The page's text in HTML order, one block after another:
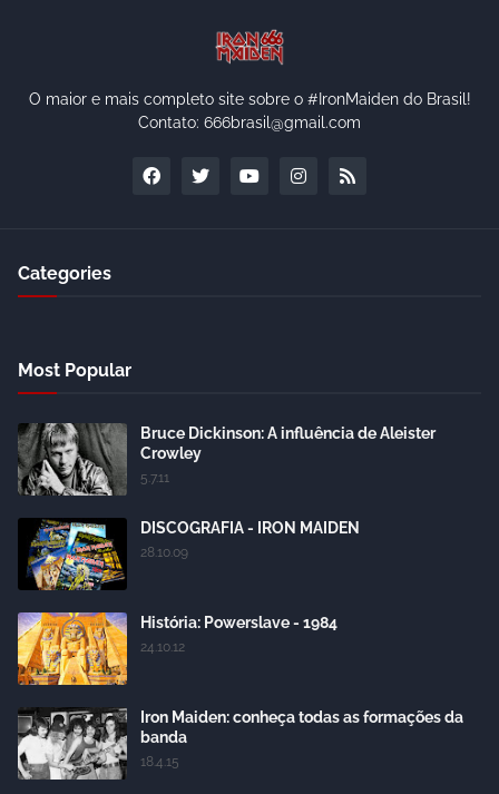
O maior e mais completo site sobre o #IronMaiden do Brasil!
Contato: 666brasil@gmail.com
Categories
Most Popular
Bruce Dickinson: A influência de Aleister
Crowley
5.7.11
DISCOGRAFIA - IRON MAIDEN
28.10.09
História: Powerslave - 1984
24.10.12
Iron Maiden: conheça todas as formações da
banda
18.4.15